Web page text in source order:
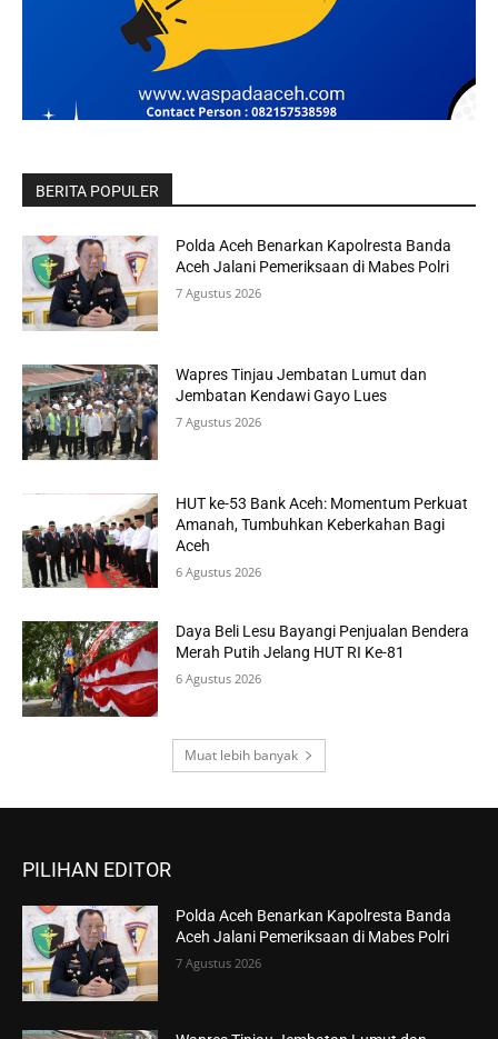
BERITA POPULER
Polda Aceh Benarkan Kapolresta Banda
Aceh Jalani Pemeriksaan di Mabes Polri
7 Agustus 2026
Wapres Tinjau Jembatan Lumut dan
Jembatan Kendawi Gayo Lues
7 Agustus 2026
HUT ke-53 Bank Aceh: Momentum Perkuat
Amanah, Tumbuhkan Keberkahan Bagi
Aceh
6 Agustus 2026
Daya Beli Lesu Bayangi Penjualan Bendera
Merah Putih Jelang HUT RI Ke-81
6 Agustus 2026
Muat lebih banyak
PILIHAN EDITOR
Polda Aceh Benarkan Kapolresta Banda
Aceh Jalani Pemeriksaan di Mabes Polri
7 Agustus 2026